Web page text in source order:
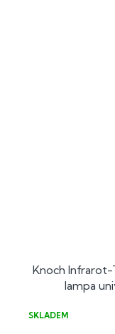
Knoch Infrarot-
lampa
SKLADEM